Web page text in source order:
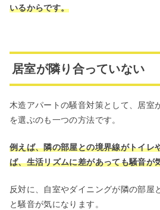
いるからです。
居室が隣り合っていない
木造アパートの騒音対策として、居室
を選ぶのも一つの方法です。
例えば、隣の部屋との境界線がトイレ
ば、生活リズムに差があっても騒音が
反対に、自室やダイニングが隣の部屋
と騒音が気になります。